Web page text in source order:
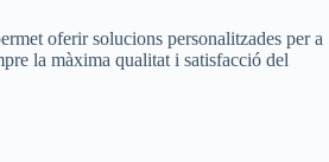
oferir solucions personalitzades per a
la màxima qualitat i satisfacció del